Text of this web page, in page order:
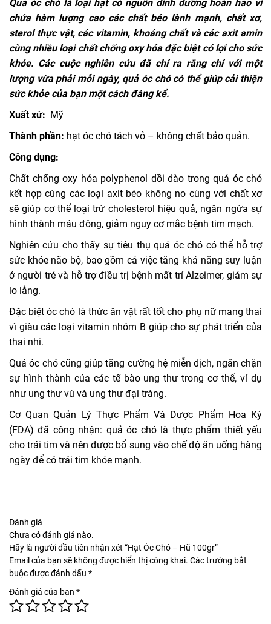
Quả ócchó là loại hạt có nguồn dinh dưỡng hoàn hảo vì
chứa hàm lượng cao các chất béo lành mạnh, chất xơ,
sterol thực vật, các vitamin, khoáng chất và các axit amin
cùng nhiều loại chất chống oxy hóa đặcbiệt có lợi cho sức
khỏe. Các cuộc nghiên cứu đãchỉ ra rằng chỉ với một
lượng vừa phải mỗi ngày, quả ócchó có thể giúp cải thiện
sức khỏe của bạn một cách đángkể.
Xuất xứ: Mỹ
Thành phần: hạt óc chó tách vỏ – không chất bảo quản.
Công dụng:
Chất chống oxy hóa polyphenol dồi dào trong quả óc chó
kết hợp cùng các loại axit béo không no cùng với chất xơ
sẽ giúp cơ thể loại trừ cholesterol hiệu quả, ngăn ngừa sự
hình thành máu đông, giảm nguy cơ mắc bệnh tim mạch.
Nghiên cứu cho thấy sự tiêu thụ quả óc chó có thể hỗ trợ
sức khỏe não bộ, bao gồm cả việc tăng khả năng suy luận
ở người trẻ và hỗ trợ điều trị bệnh mất trí Alzeimer, giảm sự
lo lắng.
Đặc biệt óc chó là thức ăn vặt rất tốt cho phụ nữ mang thai
vì giàu các loại vitamin nhóm B giúp cho sự phát triển của
thai nhi.
Quả óc chó cũng giúp tăng cường hệ miễn dịch, ngăn chặn
sự hình thành của các tế bào ung thư trong cơ thể, ví dụ
như ung thư vú và ung thư đại tràng.
Cơ Quan Quản Lý Thực Phẩm Và Dược Phẩm Hoa Kỳ
(FDA) đã công nhận: quả óc chó là thực phẩm thiết yếu
cho trái tim và nên được bổ sung vào chế độ ăn uống hàng
ngày để có trái tim khỏe mạnh.
Đánh giá
Chưa có đánh giá nào.
Hãy là người đầu tiên nhận xét “Hạt Óc Chó – Hũ 100gr”
Email của bạn sẽ không được hiển thị công khai. Các trường bắt
buộc được đánh dấu *
Đánh giá của bạn *